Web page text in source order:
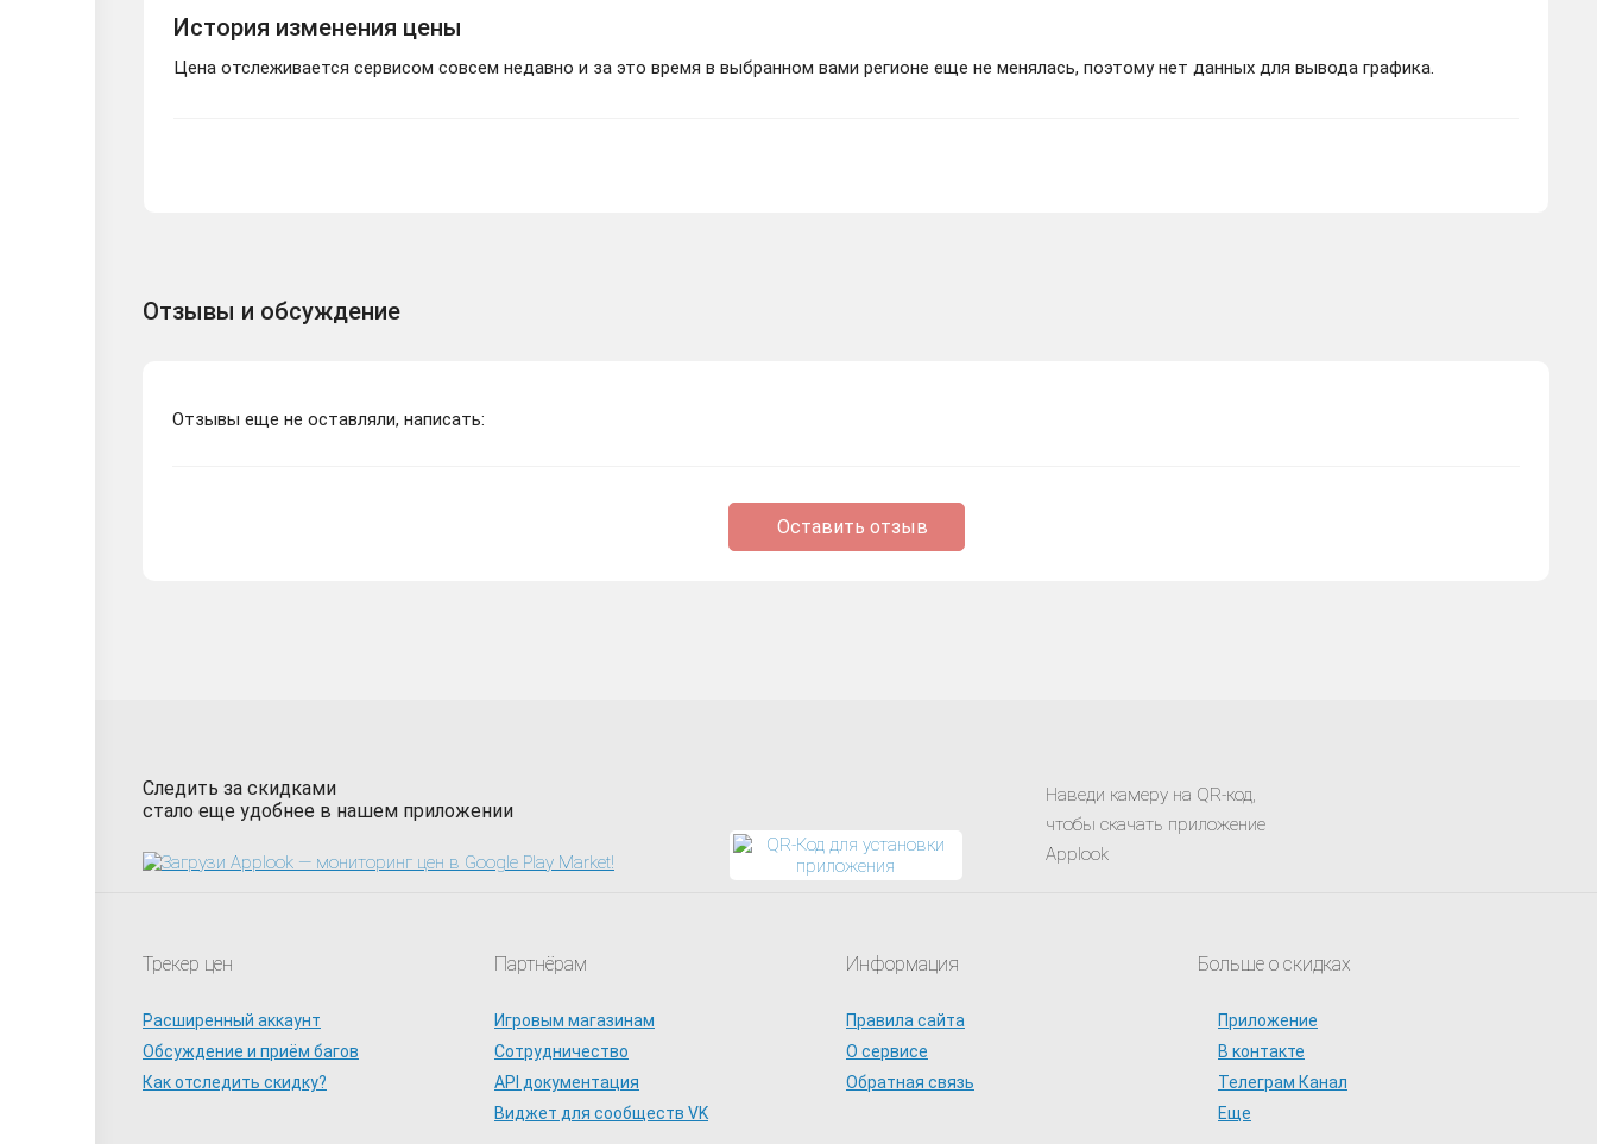
История изменения цены
Цена отслеживается сервисом совсем недавно и за это время в выбранном вами регионе еще не менялась, поэтому нет данных для вывода графика.
Отзывы и обсуждение
Отзывы еще не оставляли, написать:
Оставить отзыв
Следить за скидками
стало еще удобнее в нашем приложении
Наведи камеру на QR-код,
чтобы скачать приложение
Applook
Трекер цен
Расширенный аккаунт
Обсуждение и приём багов
Как отследить скидку?
Партнёрам
Игровым магазинам
Сотрудничество
API документация
Виджет для сообществ VK
Информация
Правила сайта
О сервисе
Обратная связь
Больше о скидках
Приложение
В контакте
Телеграм Канал
Еще